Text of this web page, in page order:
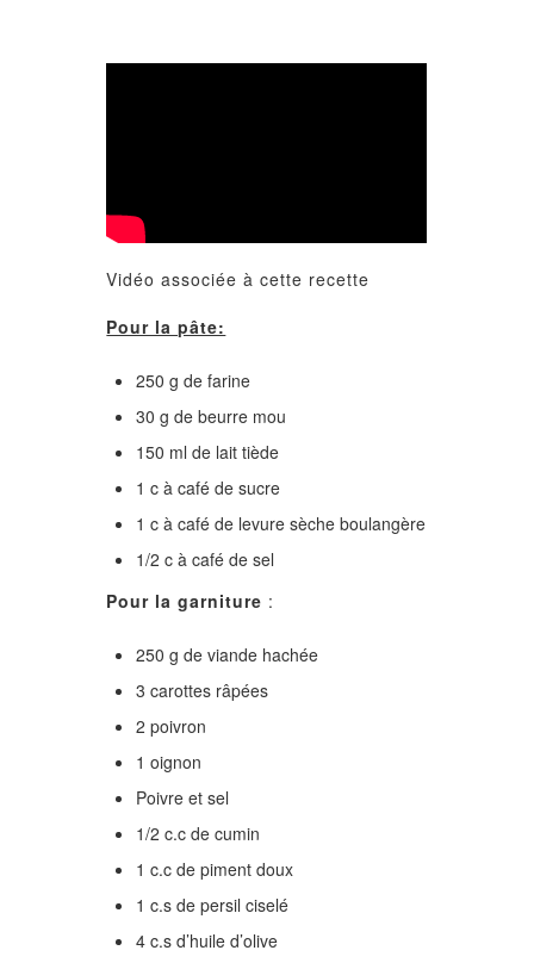
Vidéo associée à cette recette
Pour la pâte:
250 g de farine
30 g de beurre mou
150 ml de lait tiède
1 c à café de sucre
1 c à café de levure sèche boulangère
1/2 c à café de sel
Pour la garniture :
250 g de viande hachée
3 carottes râpées
2 poivron
1 oignon
Poivre et sel
1/2 c.c de cumin
1 c.c de piment doux
1 c.s de persil ciselé
4 c.s d’huile d’olive